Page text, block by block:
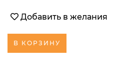
Добавить в желания
В КОРЗИНУ